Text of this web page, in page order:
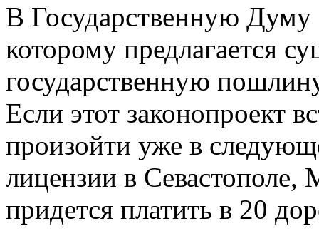
В Государственную Думу
которому предлагается
государственную
Если этот законопроект
произойти уже в
лицензии в Севастополе,
придется платить в 20